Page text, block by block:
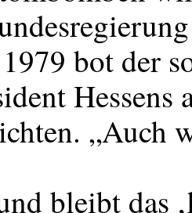
bot der
Hessens
„Auch
bleibt das